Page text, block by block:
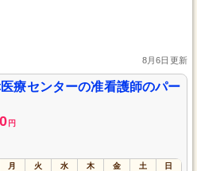
8月6日更新
療センターの准看護師のパー
円
月 火 水 木 金 土 日